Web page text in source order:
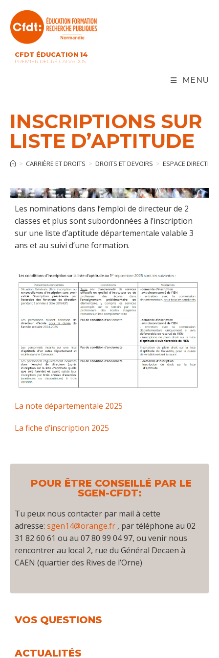
CFDT ÉDUCATION 14
PREMIER DEGRÉ CALVADOS
MENU
INSCRIPTIONS SUR
LISTE D’APTITUDE
> CARRIÈRE ET DROITS > DROITS ET DEVOIRS > ESPACE DIRECTION
Les nominations dans l’emploi de directeur de 2
classes et plus sont subordonnées à l’inscription
sur une liste d’aptitude départementale valable 3
ans et au suivi d’une formation.
La note départementale 2025
La fiche d’inscription 2025
POUR ÊTRE CONSEILLÉ PAR LE
SGEN-CFDT:
Tu peux nous contacter par mail à cette
adresse: sgen14@orange.fr , par téléphone au 02
31 82 60 61 ou au 07 80 99 04 97, ou venir nous
rencontrer au local 2, rue du Général Decaen à
CAEN (quartier des Rives de l’Orne)
VOS QUESTIONS
ACTUALITÉS